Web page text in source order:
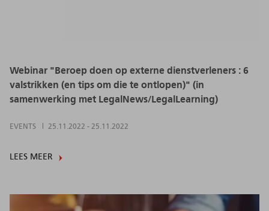
Webinar "Beroep doen op externe dienstverleners : 6
valstrikken (en tips om die te ontlopen)" (in
samenwerking met LegalNews/LegalLearning)
EVENTS 25.11.2022 - 25.11.2022
LEES MEER